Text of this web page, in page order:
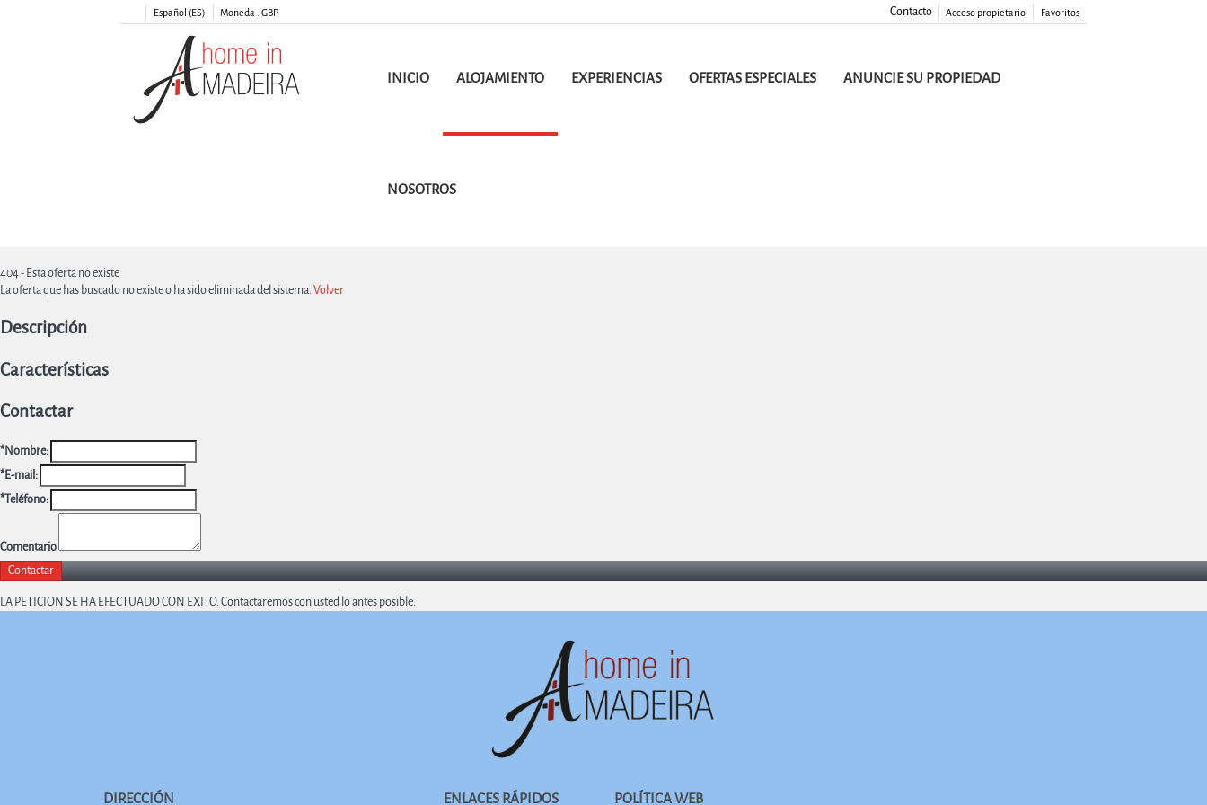
Español (ES) Moneda : GBP Favoritos
Acceso propietario
Contacto
INICIO ALOJAMIENTO EXPERIENCIAS OFERTAS ESPECIALES ANUNCIE SU PROPIEDAD
NOSOTROS
404 - Esta oferta no existe
La oferta que has buscado no existe o ha sido eliminada del sistema. Volver
Descripción
Características
Contactar
*Nombre:
*E-mail:
*Teléfono:
Comentario
LA PETICION SE HA EFECTUADO CON EXITO. Contactaremos con usted lo antes posible.
DIRECCIÓN ENLACES RÁPIDOS POLÍTICA WEB